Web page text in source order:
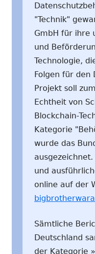
"Technik"
GmbH für ihre
und
Technologie,
Folgen für den
Projekt soll
Echtheit von
Blockchain-
Kategorie
wurde das
und
online auf der
Sämtliche
Deutschland
der Kategorie »